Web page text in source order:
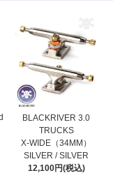
BLACKRIVER 3.0
TRUCKS
X-WIDE（34MM）
SILVER / SILVER
12,100円(税込)